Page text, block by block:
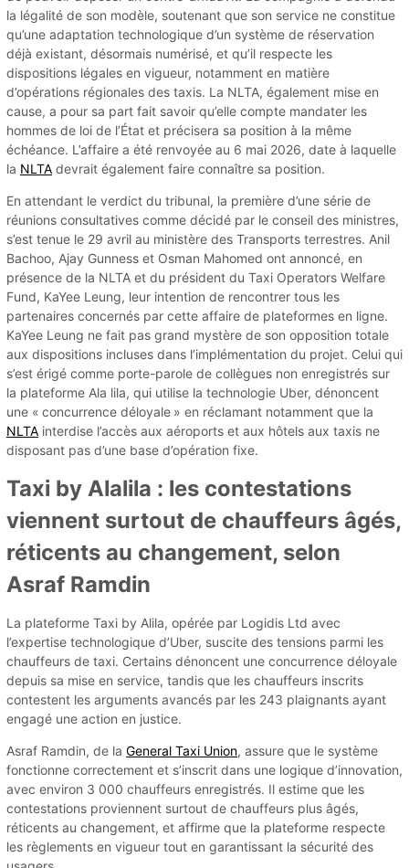
la légalité de son modèle, soutenant que son service ne constitue
qu’une adaptation technologique d’un système de réservation
déjà existant, désormais numérisé, et qu’il respecte les
dispositions légales en vigueur, notamment en matière
d’opérations régionales des taxis. La NLTA, également mise en
cause, a pour sa part fait savoir qu’elle compte mandater les
hommes de loi de l’État et précisera sa position à la même
échéance. L’affaire a été renvoyée au 6 mai 2026, date à laquelle
la NLTA devrait également faire connaître sa position.
En attendant le verdict du tribunal, la première d’une série de
réunions consultatives comme décidé par le conseil des ministres,
s’est tenue le 29 avril au ministère des Transports terrestres. Anil
Bachoo, Ajay Gunness et Osman Mahomed ont annoncé, en
présence de la NLTA et du président du Taxi Operators Welfare
Fund, KaYee Leung, leur intention de rencontrer tous les
partenaires concernés par cette affaire de plateformes en ligne.
KaYee Leung ne fait pas grand mystère de son opposition totale
aux dispositions incluses dans l’implémentation du projet. Celui qui
s’est érigé comme porte-parole de collègues non enregistrés sur
la plateforme Ala lila, qui utilise la technologie Uber, dénoncent
une « concurrence déloyale » en réclamant notamment que la
NLTA interdise l’accès aux aéroports et aux hôtels aux taxis ne
disposant pas d’une base d’opération fixe.
Taxi by Alalila : les contestations
viennent surtout de chauffeurs âgés,
réticents au changement, selon
Asraf Ramdin
La plateforme Taxi by Alila, opérée par Logidis Ltd avec
l’expertise technologique d’Uber, suscite des tensions parmi les
chauffeurs de taxi. Certains dénoncent une concurrence déloyale
depuis sa mise en service, tandis que les chauffeurs inscrits
contestent les arguments avancés par les 243 plaignants ayant
engagé une action en justice.
Asraf Ramdin, de la General Taxi Union, assure que le système
fonctionne correctement et s’inscrit dans une logique d’innovation,
avec environ 3 000 chauffeurs enregistrés. Il estime que les
contestations proviennent surtout de chauffeurs plus âgés,
réticents au changement, et affirme que la plateforme respecte
les règlements en vigueur tout en garantissant la sécurité des